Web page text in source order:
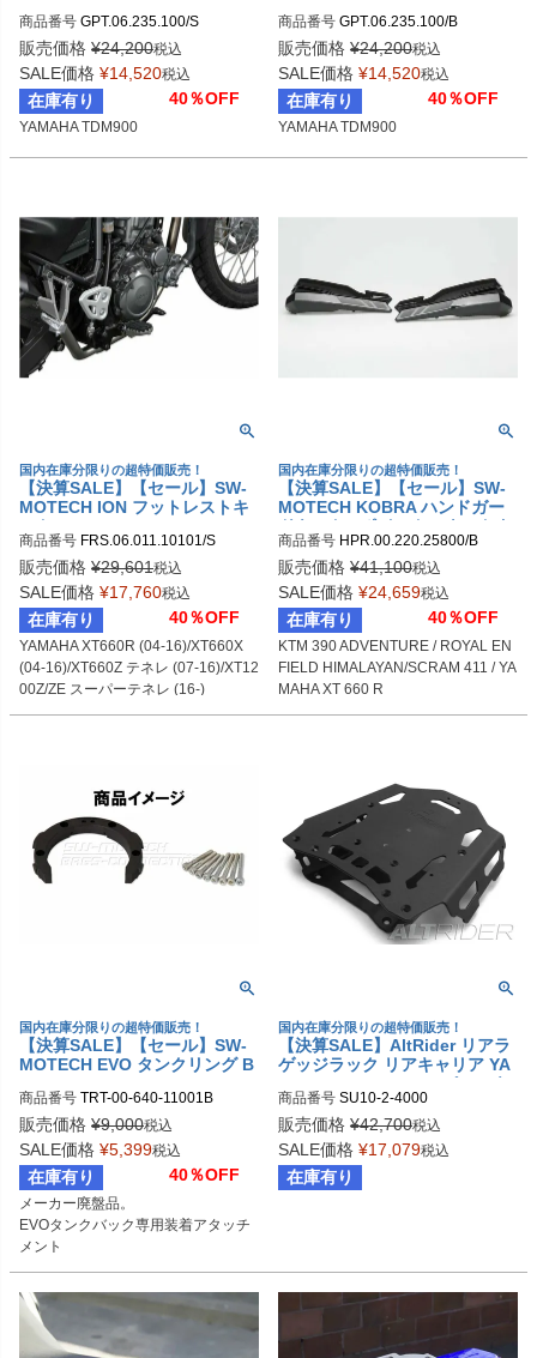
0用 シルバー
商品番号 GPT.06.235.100/S
sw_GPT_06_235_100S
販売価格 ¥24,200税込
SALE価格 ¥14,520税込
在庫有り 40％OFF
YAMAHA TDM900
0用 ブラック
商品番号 GPT.06.235.100/B
sw_GPT_06_235_100B
販売価格 ¥24,200税込
SALE価格 ¥14,520税込
在庫有り 40％OFF
YAMAHA TDM900
国内在庫分限りの超特価販売！
【決算SALE】【セール】SW-
MOTECH ION フットレストキ
ット YAMAHA XT660R (04-1
6)/XT660X (04-16)/XT660Z テ
ネレ (07-16)/XT1200Z/ZE スー
パーテネレ (16-) | FRS.06.011.
10101/S
商品番号 FRS.06.011.10101/S
sw_FRS_06_011_10101S
販売価格 ¥29,601税込
SALE価格 ¥17,760税込
在庫有り 40％OFF
YAMAHA XT660R (04-16)/XT660X
(04-16)/XT660Z テネレ (07-16)/XT12
00Z/ZE スーパーテネレ (16-)
国内在庫分限りの超特価販売！
【決算SALE】【セール】SW-
MOTECH KOBRA ハンドガー
ドキット(2ポイントマウントタ
イプ) KTM 390 ADVENTURE
(19-) / ROYAL ENFIELD HIMA
LAYAN (17-)/SCRAM 411 (21-)
/ YAMAHA XT 660 R (04-16) |
HPR.00.220.25800/B
商品番号 HPR.00.220.25800/B
sw_HPR_00_220_25800B
販売価格 ¥41,100税込
SALE価格 ¥24,659税込
在庫有り 40％OFF
KTM 390 ADVENTURE / ROYAL EN
FIELD HIMALAYAN/SCRAM 411 / YA
MAHA XT 660 R
国内在庫分限りの超特価販売！
【決算SALE】【セール】SW-
MOTECH EVO タンクリング B
Yamaha 5穴汎用 | TRT.00.640.
11001/B
商品番号 TRT-00-640-11001B
sw_TRT-00-640-11001B
販売価格 ¥9,000税込
SALE価格 ¥5,399税込
在庫有り 40％OFF
メーカー廃盤品。
EVOタンクバック専用装着アタッチ
メント
国内在庫分限りの超特価販売！
【決算SALE】AltRider リアラ
ゲッジラック リアキャリア YA
MAHA XT1200Z スーパーテネ
レ
商品番号 SU10-2-4000
販売価格 ¥42,700税込
SALE価格 ¥17,079税込
在庫有り